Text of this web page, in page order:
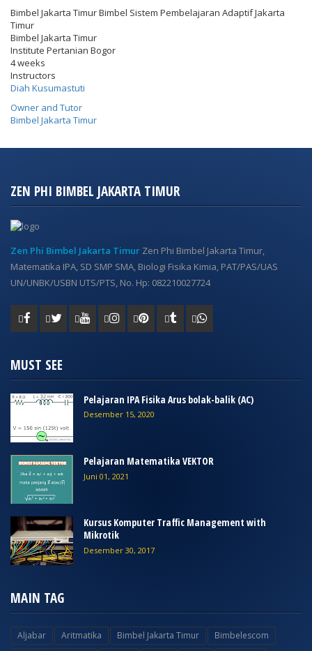
Bimbel Jakarta Timur Bimbel Sistem Pembelajaran Adaptif Jakarta
Timur
Bimbel Jakarta Timur
Institute Pertanian Bogor
4 weeks
Instructors
Diah Kusumastuti
Owner and Tutor
Bimbel Jakarta Timur
ZEN PHI BIMBEL JAKARTA TIMUR
Zen Phi Bimbel Jakarta Timur Zen Phi Bimbel Jakarta Timur,
Matematika IPA, SD SMP SMA, Biologi Fisika Kimia, PAT/PAS/UAS
UN/UNBK/USBN UTS/PTS, No. Hp: 082210027724
MUST SEE
Pelajaran IPA Fisika Arus bolak-balik (AC)
Desember 15, 2020
Pelajaran Matematika VEKTOR
Juni 01, 2021
Kursus Komputer Traffic Management with
Mikrotik
Desember 30, 2017
MAIN TAG
Aljabar Aritmatika Bimbel Jakarta Timur
Bimbelescom